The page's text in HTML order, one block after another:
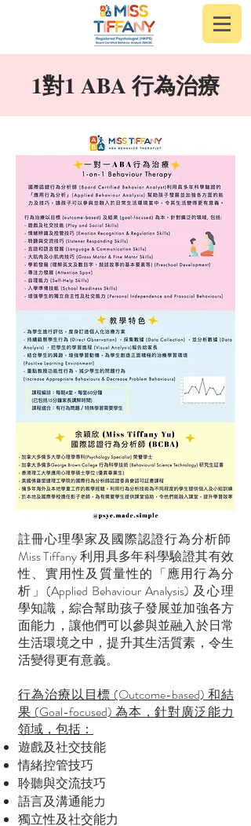
1對1 ABA 行為治療
註冊心理學家及國際認證行為分析師
Miss Tiffany 利用具多年科學驗證其有效
性、實用性及質量性的「應用行為分
析」(Applied Behaviour Analysis) 及心理
學知識，綜合幫助孩子發展並加強各方
面能力，讓他們可以參與並融入於日常
生活環境之中，提升其生活質素，令生
活變得更有意義。
行為治療以目標 (Outcome-based) 和結
果 (Goal-focused) 為本，針對廣泛能力
領域，包括：
遊戲及社交技能
情緒控管技巧
聆聽與交流技巧
語言及溝通能力
獨立性及社交能力